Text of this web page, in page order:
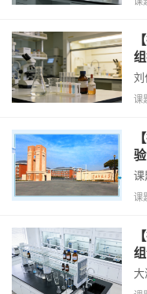
刘
学
课
课
课
理
构